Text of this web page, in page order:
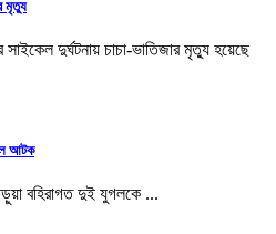
মৃত্যু
দুর্ঘটনায় চাচা-ভাতিজার মৃত্যু হয়েছে
আটক
বহিরাগত দুই যুগলকে ...